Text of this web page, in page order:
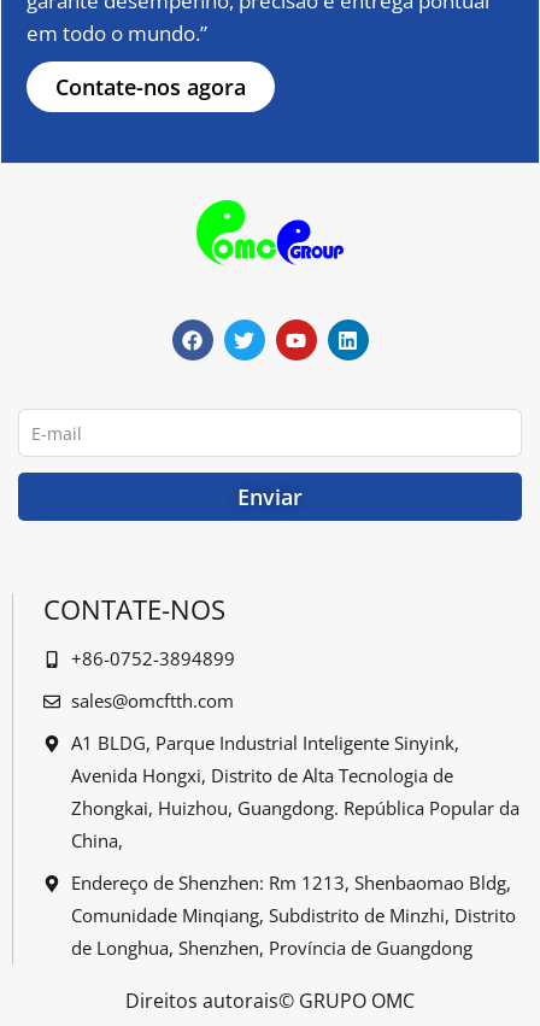
em todo o mundo.”
Contate-nos agora
a
c
e
o
w
i
t
r
o
u
T
e
i
n
k
i
mail
Enviar
CONTATE-NOS
+86-0752-3894899
sales@omcftth.com
A1 BLDG, Parque Industrial Inteligente Sinyink,
Avenida Hongxi, Distrito de Alta Tecnologia de
Zhongkai, Huizhou, Guangdong. República Popular da
China,
Endereço de Shenzhen: Rm 1213, Shenbaomao Bldg,
Comunidade Minqiang, Subdistrito de Minzhi, Distrito
de Longhua, Shenzhen, Província de Guangdong
Direitos autorais© GRUPO OMC